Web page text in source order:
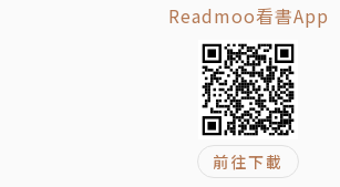
第七節 西乃至加低斯巴尼亞
第八節 徒然飄流卅七年六個月
Readmoo看書App
前往下載